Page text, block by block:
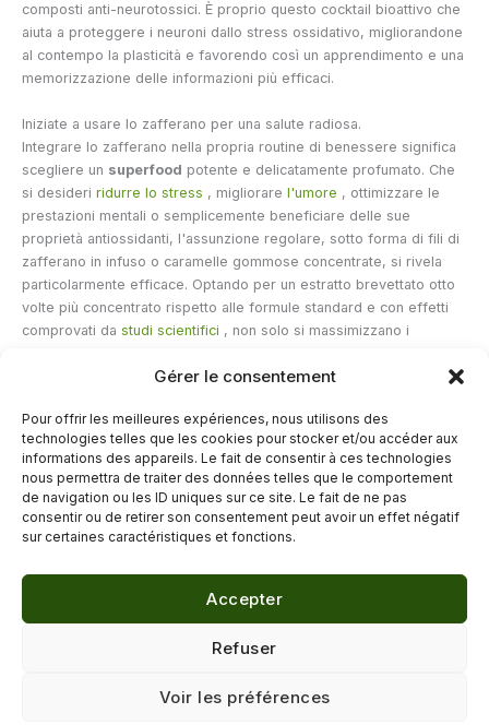
Gérer le consentement
Pour offrir les meilleures expériences, nous utilisons des
technologies telles que les cookies pour stocker et/ou accéder aux
informations des appareils. Le fait de consentir à ces technologies
nous permettra de traiter des données telles que le comportement
de navigation ou les ID uniques sur ce site. Le fait de ne pas
consentir ou de retirer son consentement peut avoir un effet négatif
sur certaines caractéristiques et fonctions.
Accepter
Refuser
Voir les préférences
composti anti-neurotossici. È proprio questo cocktail bioattivo che
aiuta a proteggere i neuroni dallo stress ossidativo, migliorandone
al contempo la plasticità e favorendo così un apprendimento e una
memorizzazione delle informazioni più efficaci.
Iniziate a usare lo zafferano per una salute radiosa.
Integrare lo zafferano nella propria routine di benessere significa
scegliere un superfood potente e delicatamente profumato. Che
si desideri ridurre lo stress , migliorare l'umore , ottimizzare le
prestazioni mentali o semplicemente beneficiare delle sue
proprietà antiossidanti, l'assunzione regolare, sotto forma di fili di
zafferano in infuso o caramelle gommose concentrate, si rivela
particolarmente efficace. Optando per un estratto brevettato otto
volte più concentrato rispetto alle formule standard e con effetti
comprovati da studi scientifici , non solo si massimizzano i
cessa quindi di essere un lusso e diventa un vero e proprio
dorata entri a far parte della vostra vita quotidiana e preparatevi a
vedere, giorno dopo giorno, la luminosità di una salute ritrovata.
←Articolo precedente Articolo successivo→
Confidentialité·